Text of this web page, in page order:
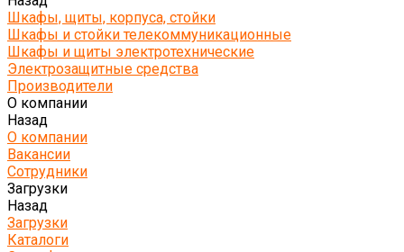
Шкафы, щиты, корпуса, стойки
Шкафы и стойки телекоммуникационные
Шкафы и щиты электротехнические
Электрозащитные средства
Производители
О компании
Назад
О компании
Вакансии
Сотрудники
Загрузки
Назад
Загрузки
Каталоги